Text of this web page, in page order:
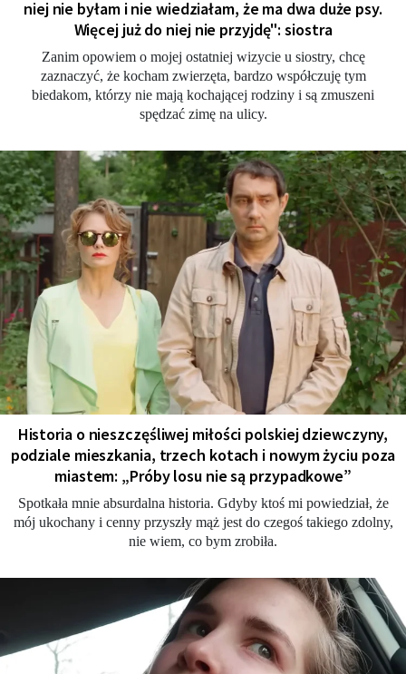
niej nie byłam i nie wiedziałam, że ma dwa duże psy.
Więcej już do niej nie przyjdę": siostra
Zanim opowiem o mojej ostatniej wizycie u siostry, chcę
zaznaczyć, że kocham zwierzęta, bardzo współczuję tym
biedakom, którzy nie mają kochającej rodziny i są zmuszeni
spędzać zimę na ulicy.
Historia o nieszczęśliwej miłości polskiej dziewczyny,
podziale mieszkania, trzech kotach i nowym życiu poza
miastem: „Próby losu nie są przypadkowe”
Spotkała mnie absurdalna historia. Gdyby ktoś mi powiedział, że
mój ukochany i cenny przyszły mąż jest do czegoś takiego zdolny,
nie wiem, co bym zrobiła.